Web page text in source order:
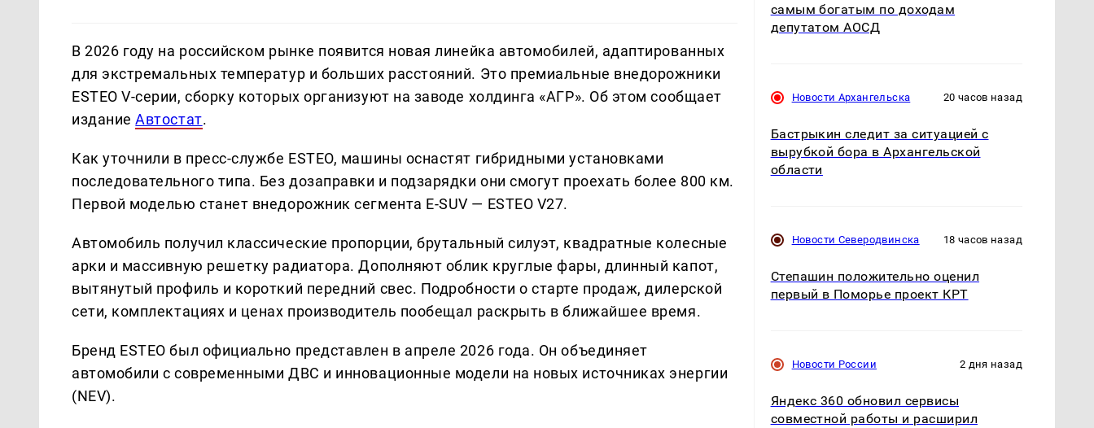
В 2026 году на российском рынке появится новая линейка автомобилей, адаптированных
для экстремальных температур и больших расстояний. Это премиальные внедорожники
ESTEO V-серии, сборку которых организуют на заводе холдинга «АГР». Об этом сообщает
изданиеАвтостат.
Как уточнили в пресс-службе ESTEO, машины оснастят гибридными установками
последовательного типа. Без дозаправки и подзарядки они смогут проехать более 800 км.
Первой моделью станет внедорожник сегмента E-SUV — ESTEO V27.
Автомобиль получил классические пропорции, брутальный силуэт, квадратные колесные
арки и массивную решетку радиатора. Дополняют облик круглые фары, длинный капот,
вытянутый профиль и короткий передний свес. Подробности о старте продаж, дилерской
сети, комплектациях и ценах производитель пообещал раскрыть в ближайшее время.
Бренд ESTEO был официально представлен в апреле 2026 года. Он объединяет
автомобили с современными ДВС и инновационные модели на новых источниках энергии
(NEV).
самым богатым по доходам
депутатом АОСД
Новости Архангельска 20 часов назад
Бастрыкин следит за ситуацией с
вырубкой бора в Архангельской
области
Новости Северодвинска 18 часов назад
Степашин положительно оценил
первый в Поморье проект КРТ
Новости России 2 дня назад
Яндекс 360 обновил сервисы
совместной работы и расширил